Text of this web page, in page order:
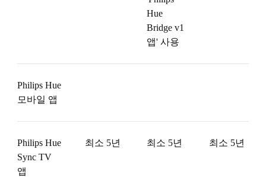
Hue
Bridge v1
앱' 사용
Philips Hue
모바일 앱
Philips Hue
Sync TV
앱
최소 5년 최소 5년 최소 5년